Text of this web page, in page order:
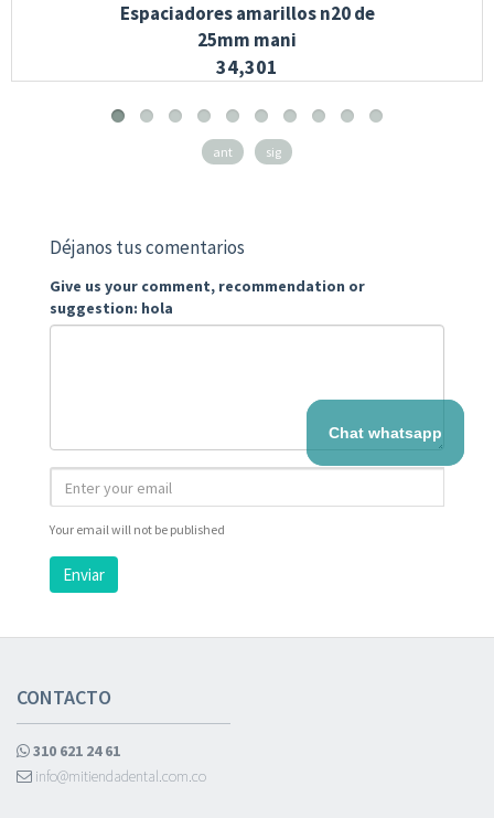
Espaciadores amarillos n20 de
25mm mani
34,301
ant sig
Déjanos tus comentarios
Give us your comment, recommendation or
suggestion: hola
Your email will not be published
Enviar
CONTACTO
310 621 24 61
info@mitiendadental.com.co
Chat whatsapp